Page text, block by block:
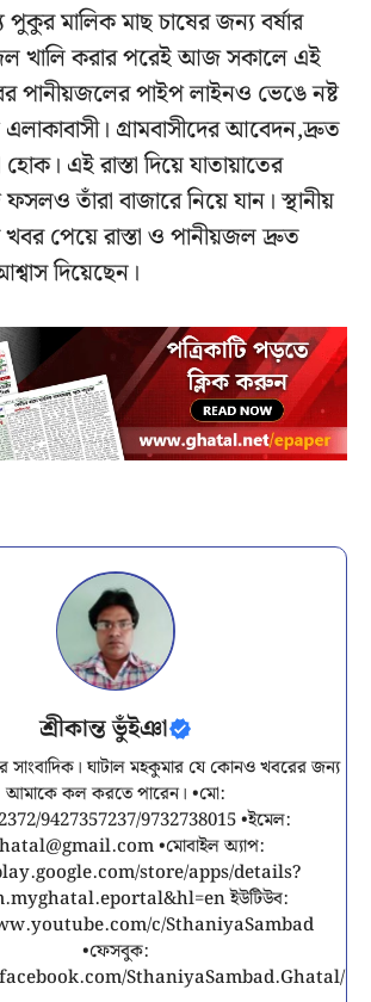
পুকুর মালিক মাছ চাষের জন্য বর্ষার
খালি করার পরেই আজ সকালে এই
পানীয়জলের পাইপ লাইনও ভেঙে নষ্ট
গ্রামবাসীদের আবেদন,দ্রুত
হোক। এই রাস্তা দিয়ে যাতায়াতের
তাঁরা বাজারে নিয়ে যান। স্থানীয়
পেয়ে রাস্তা ও পানীয়জল দ্রুত
দিয়েছেন।
শ্রীকান্ত ভুঁইঞা
সাংবাদিক। ঘাটাল মহকুমার যে কোনও খবরের জন্য
আমাকে কল করতে পারেন। •মো:
9427357237/9732738015 •ইমেল:
•মোবাইল অ্যাপ:
store/apps/details?
ইউটিউব:
c/SthaniyaSambad
•ফেসবুক:
SthaniyaSambad.Ghatal/